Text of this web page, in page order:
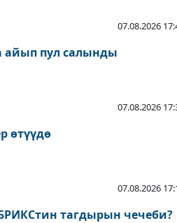
07.08.2026
айып пул салынды
07.08.2026
өтүүдө
07.08.2026
тагдырын чечеби?